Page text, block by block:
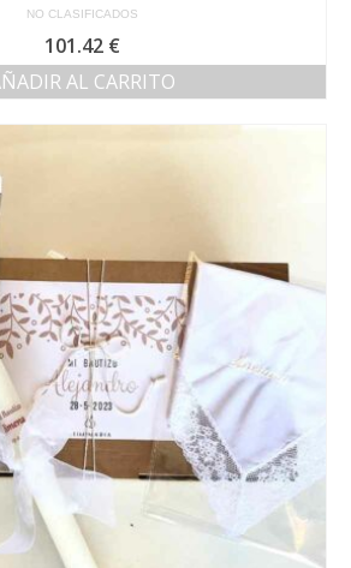
NO CLASIFICADOS
101.42 €
AL CARRITO